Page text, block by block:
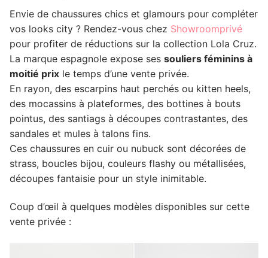
Envie de chaussures chics et glamours pour compléter
vos looks city ? Rendez-vous chez Showroomprivé
pour profiter de réductions sur la collection Lola Cruz.
La marque espagnole expose ses souliers féminins à
moitié prix le temps d’une vente privée.
En rayon, des escarpins haut perchés ou kitten heels,
des mocassins à plateformes, des bottines à bouts
pointus, des santiags à découpes contrastantes, des
sandales et mules à talons fins.
Ces chaussures en cuir ou nubuck sont décorées de
strass, boucles bijou, couleurs flashy ou métallisées,
découpes fantaisie pour un style inimitable.
Coup d’œil à quelques modèles disponibles sur cette
vente privée :